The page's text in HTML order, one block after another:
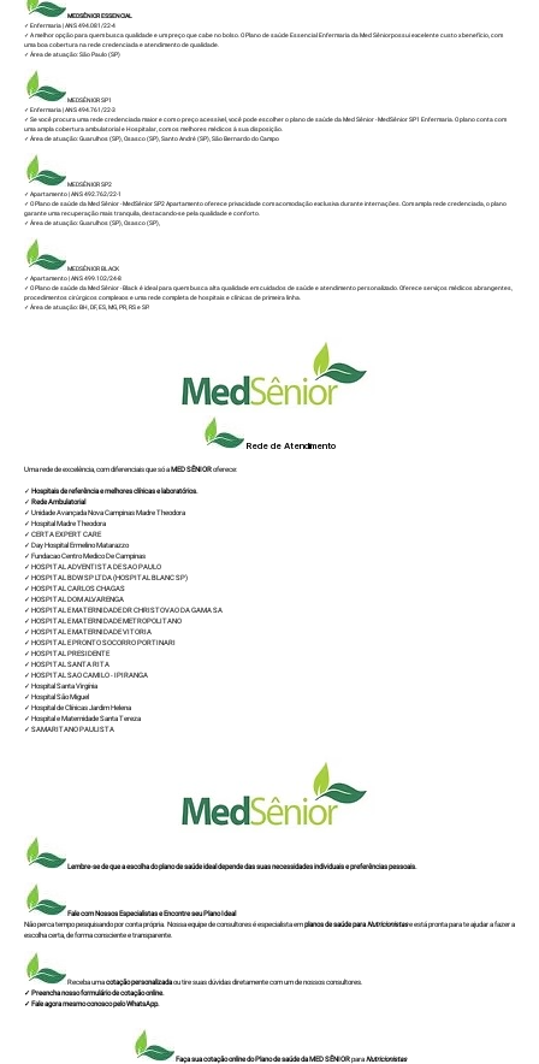
MEDSÊNIOR ESSENCIAL
✓ Enfermaria | ANS 494.081/22-4
✓ A melhor opção para quem busca qualidade e um preço que cabe no bolso. O Plano de saúde Essencial Enfermaria da Med Sêniorpossui excelente custo x benefício, com
uma boa cobertura na rede credenciada e atendimento de qualidade.
✓ Área de atuação: São Paulo (SP)
MEDSÊNIOR SP1
✓ Enfermaria | ANS 494.761/22-3
✓ Se você procura uma rede credenciada maior e com o preço acessível, você pode escolher o plano de saúde da Med Sênior - MedSênior SP1 Enfermaria. O plano conta com
uma ampla cobertura ambulatorial e Hospitalar, com os melhores médicos à sua disposição.
✓ Área de atuação: Guarulhos (SP), Osasco (SP), Santo André (SP), São Bernardo do Campo
MEDSÊNIOR SP2
✓ Apartamento | ANS 492.762/22-1
✓ O Plano de saúde da Med Sênior - MedSênior SP2 Apartamento oferece privacidade com acomodação exclusiva durante internações. Com ampla rede credenciada, o plano
garante uma recuperação mais tranquila, destacando-se pela qualidade e conforto.
✓ Área de atuação: Guarulhos (SP), Osasco (SP),
MEDSÊNIOR BLACK
✓ Apartamento | ANS 499.102/24-8
✓ O Plano de saúde da Med Sênior - Black é ideal para quem busca alta qualidade em cuidados de saúde e atendimento personalizado. Oferece serviços médicos abrangentes,
procedimentos cirúrgicos complexos e uma rede completa de hospitais e clínicas de primeira linha.
✓ Área de atuação: BH, DF, ES, MG, PR, RS e SP.
Rede de Atendimento
Uma rede de excelência, com diferenciais que só aMED SÊNIORoferece:
✓ Hospitais de referência e melhores clínicas e laboratórios.
✓ Rede Ambulatorial
✓ Unidade Avançada Nova Campinas Madre Theodora
✓ Hospital Madre Theodora
✓ CERTA EXPERT CARE
✓ Day Hospital Ermelino Matarazzo
✓ Fundacao Centro Medico De Campinas
✓ HOSPITAL ADVENTISTA DE SAO PAULO
✓ HOSPITAL BDW SP LTDA (HOSPITAL BLANC SP)
✓ HOSPITAL CARLOS CHAGAS
✓ HOSPITAL DOM ALVARENGA
✓ HOSPITAL E MATERNIDADE DR CHRISTOVAO DA GAMA SA
✓ HOSPITAL E MATERNIDADE METROPOLITANO
✓ HOSPITAL E MATERNIDADE VITORIA
✓ HOSPITAL E PRONTO SOCORRO PORTINARI
✓ HOSPITAL PRESIDENTE
✓ HOSPITAL SANTA RITA
✓ HOSPITAL SAO CAMILO - IPIRANGA
✓ Hospital Santa Virgínia
✓ Hospital São Miguel
✓ Hospital de Clínicas Jardim Helena
✓ Hospital e Maternidade Santa Tereza
✓ SAMARITANO PAULISTA
Lembre-se de que a escolha do plano de saúde ideal depende das suas necessidades individuais e preferências pessoais.
Fale com Nossos Especialistas e Encontre seu Plano Ideal
Não perca tempo pesquisando por conta própria. Nossa equipe de consultores é especialista emplanos de saúde paraNutricionistase está pronta para te ajudar a fazer a
escolha certa, de forma consciente e transparente.
Receba umacotação personalizadaou tire suas dúvidas diretamente com um de nossos consultores.
✓ Preencha nosso formulário de cotação online.
✓ Fale agora mesmo conosco pelo WhatsApp.
Faça sua cotação online do Plano de saúde da MED SÊNIORparaNutricionistas